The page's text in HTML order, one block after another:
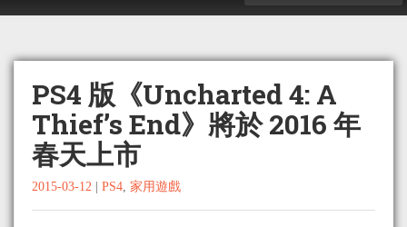
PS4 版《Uncharted 4: A
Thief’s End》將於 2016 年
春天上市
2015-03-12 PS4, 家用遊戲